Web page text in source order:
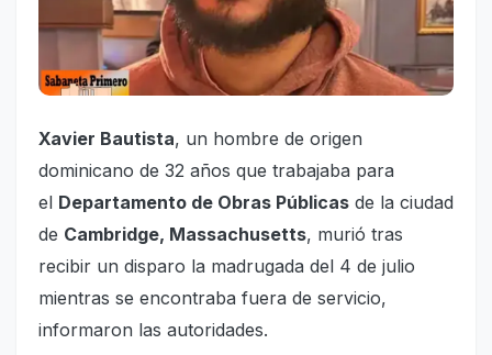
Xavier Bautista, un hombre de origen
dominicano de 32 años que trabajaba para
el Departamento de Obras Públicas de la ciudad
de Cambridge, Massachusetts, murió tras
recibir un disparo la madrugada del 4 de julio
mientras se encontraba fuera de servicio,
informaron las autoridades.